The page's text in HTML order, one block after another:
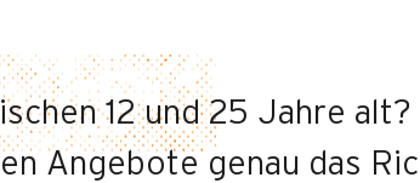
12 und 25 Jahre alt?
Angebote genau das